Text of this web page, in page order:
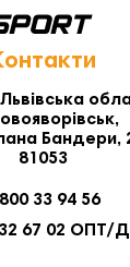
Бандери,
81053
33 94 56
67 02 ОПТ/